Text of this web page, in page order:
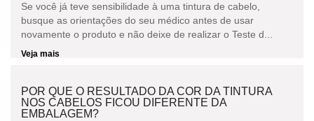
Se você já teve sensibilidade à uma tintura de cabelo,
busque as orientações do seu médico antes de usar
novamente o produto e não deixe de realizar o Teste d...
Veja mais
POR QUE O RESULTADO DA COR DA TINTURA
NOS CABELOS FICOU DIFERENTE DA
EMBALAGEM?